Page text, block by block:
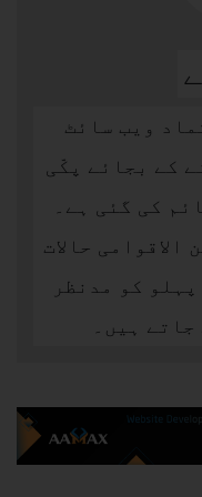
ویب سائٹ
کے بجائے پکّی
کی گئی ہے۔
حالات
کو مدنظر
جاتے ہیں۔